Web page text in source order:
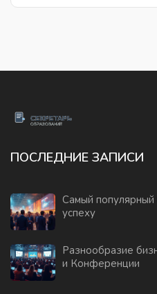
взаимодействия с
ПОСЛЕДНИЕ ЗАПИСИ
Самый
успеху
Разнообразие
и Конференции